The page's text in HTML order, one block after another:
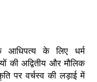
आधिपत्य के लिए धर्म
की अद्वितीय और मौलिक
पर वर्चस्व की लड़ाई में